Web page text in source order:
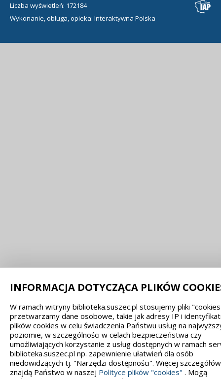
Liczba wyświetleń: 172184
Wykonanie, obługa, opieka: Interaktywna Polska
INFORMACJA DOTYCZĄCA PLIKÓW
W ramach witryny biblioteka.suszec.pl stosujemy pliki
przetwarzamy dane osobowe, takie jak adresy IP i
plików cookies w celu świadczenia Państwu usług na
poziomie, w szczególności w celach bezpieczeństwa czy
umożliwiających korzystanie z usług dostępnych w ramach
biblioteka.suszec.pl np. zapewnienie ułatwień dla osób
niedowidzących tj. "Narzędzi dostępności". Więcej szczegółów
znajdą Państwo w naszej Polityce plików "cookies" . Mogą